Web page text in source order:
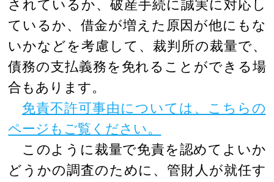
されているか、破産手続に誠実に対応し
ているか、借金が増えた原因が他にもな
いかなどを考慮して、裁判所の裁量で、
債務の支払義務を免れることができる場
合もあります。
免責不許可事由については、こちらの
ページもご覧ください。
このように裁量で免責を認めてよいか
どうかの調査のために、管財人が就任す